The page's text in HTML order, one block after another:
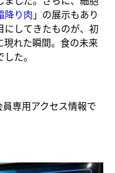
降り肉 」の展示もあり
にしてきたものが、初
現れた瞬間。食の未来
た。
専用アクセス情報で